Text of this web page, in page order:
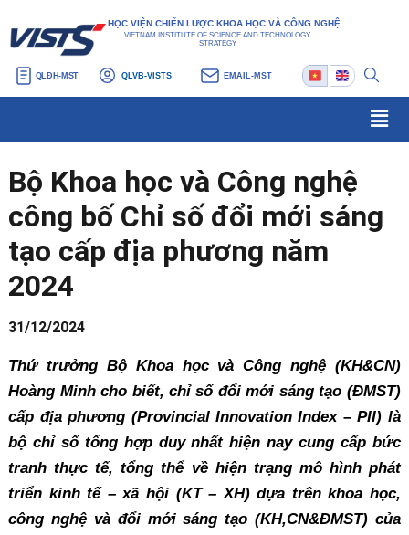
tới
nội
dung
HỌC VIỆN CHIẾN LƯỢC KHOA HỌC VÀ CÔNG NGHỆ
VIETNAM INSTITUTE OF SCIENCE AND TECHNOLOGY
STRATEGY
QLĐH-MST QLVB-VISTS EMAIL-MST
Bộ Khoa học và Công nghệ
công bố Chỉ số đổi mới sáng
tạo cấp địa phương năm
2024
31/12/2024
Thứ trưởng Bộ Khoa học và Công nghệ (KH&CN)
Hoàng Minh cho biết, chỉ số đổi mới sáng tạo (ĐMST)
cấp địa phương (Provincial Innovation Index – PII) là
bộ chỉ số tổng hợp duy nhất hiện nay cung cấp bức
tranh thực tế, tổng thể về hiện trạng mô hình phát
triển kinh tế – xã hội (KT – XH) dựa trên khoa học,
công nghệ và đổi mới sáng tạo (KH,CN&ĐMST) của
hướng
bài
viết